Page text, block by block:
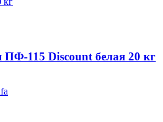
115 Discount белая 20 кг